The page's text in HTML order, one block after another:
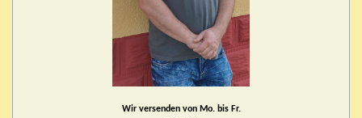
Wir versenden von Mo. bis Fr.